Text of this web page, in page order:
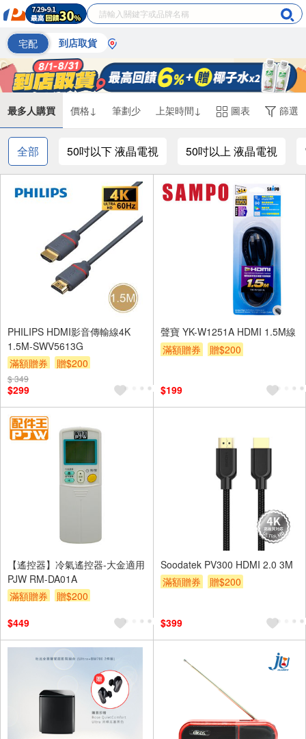
宅配 到店取貨
最多人購買 價格↓ 筆劃少 上架時間↓ 圖表 篩選
全部 50吋以下 液晶電視 50吋以上 液晶電視
PHILIPS HDMI影音傳輸線4K
1.5M-SWV5613G
滿額贈券
贈$200
$ 349
$299
聲寶 YK-W1251A HDMI 1.5M線
滿額贈券
贈$200
$199
【遙控器】冷氣遙控器-大金適用
PJW RM-DA01A
滿額贈券
贈$200
$449
Soodatek PV300 HDMI 2.0 3M
滿額贈券
贈$200
$399